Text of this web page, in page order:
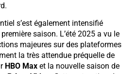
s’est également intensifié
saison. L’été 2025 a vu le
majeures sur des plateformes
la très attendue préquelle de
HBO Max et la nouvelle saison de